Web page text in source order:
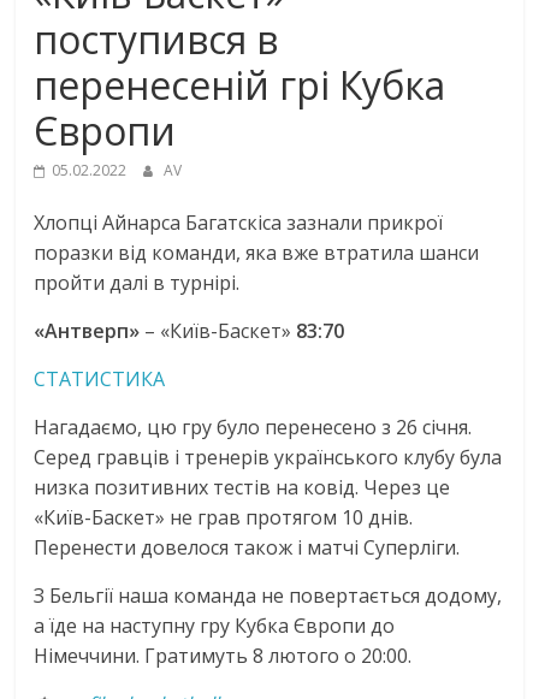
поступився в
перенесеній грі Кубка
Європи
05.02.2022 AV
Хлопці Айнарса Багатскіса зазнали прикрої
поразки від команди, яка вже втратила шанси
пройти далі в турнірі.
«Антверп» – «Київ-Баскет» 83:70
СТАТИСТИКА
Нагадаємо, цю гру було перенесено з 26 січня.
Серед гравців і тренерів українського клубу була
низка позитивних тестів на ковід. Через це
«Київ-Баскет» не грав протягом 10 днів.
Перенести довелося також і матчі Суперліги.
З Бельгії наша команда не повертається додому,
а їде на наступну гру Кубка Європи до
Німеччини. Гратимуть 8 лютого о 20:00.